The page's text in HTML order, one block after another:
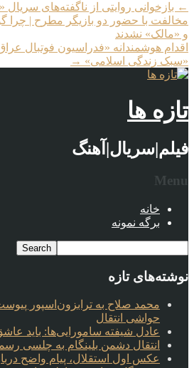
← بازخوانی روایتی از ناگفته‌های سریال
مخالفت با حضور دو بازیگر مطرح | چرا
و «مالک» نشدند
اقدام هوشمندانه «فدراسیون فوتبال
«سبک زندگی اسلامی» →
تازه ها
فیلم|سریال|آهنگ
Menu
خانه
برگه نمونه
نوشته‌های تازه
محمد صلاح به ترابزون‌اسپور
حواشی انتقال
عادل شیفته سامورایی‌ها: باید
انتقال دشمن بلینگام به چلسی
عکس اول استقلال، پیام واضح